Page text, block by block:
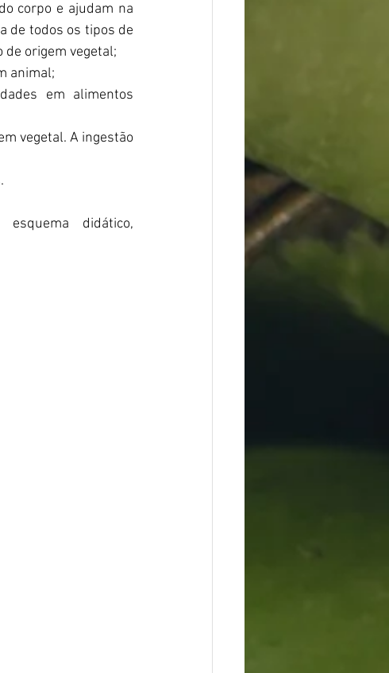
corpo e ajudam na
de todos os tipos de
origem vegetal;
animal;
em alimentos
vegetal. A ingestão
didático,